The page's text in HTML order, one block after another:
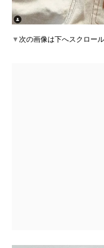
▼次の画像は下へスクロー